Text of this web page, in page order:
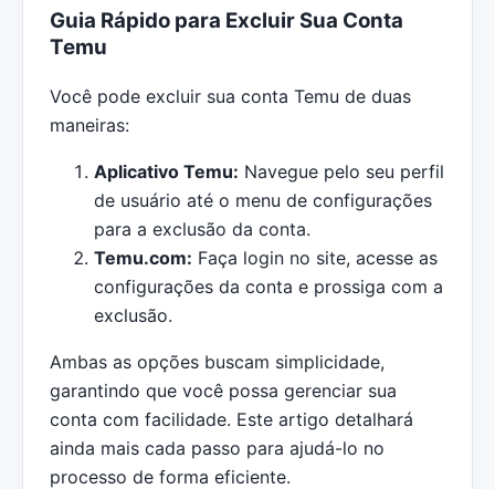
Guia Rápido para Excluir Sua Conta
Temu
Você pode excluir sua conta Temu de duas
maneiras:
Aplicativo Temu: Navegue pelo seu perfil
de usuário até o menu de configurações
para a exclusão da conta.
Temu.com: Faça login no site, acesse as
configurações da conta e prossiga com a
exclusão.
Ambas as opções buscam simplicidade,
garantindo que você possa gerenciar sua
conta com facilidade. Este artigo detalhará
ainda mais cada passo para ajudá-lo no
processo de forma eficiente.